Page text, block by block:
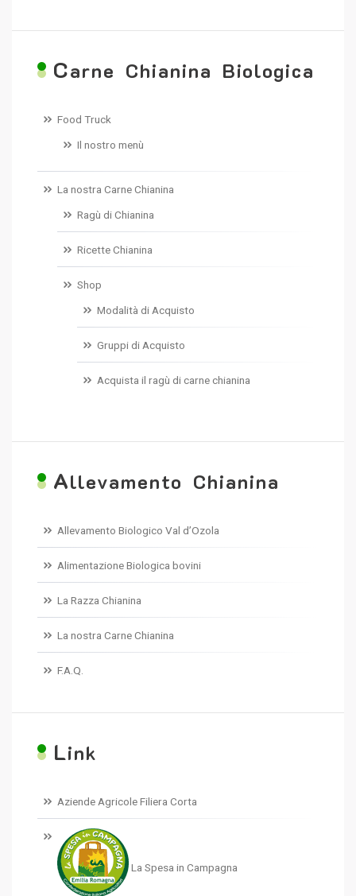
Carne Chianina Biologica
Food Truck
Il nostro menù
La nostra Carne Chianina
Ragù di Chianina
Ricette Chianina
Shop
Modalità di Acquisto
Gruppi di Acquisto
Acquista il ragù di carne chianina
Allevamento Chianina
Allevamento Biologico Val d’Ozola
Alimentazione Biologica bovini
La Razza Chianina
La nostra Carne Chianina
F.A.Q.
Link
Aziende Agricole Filiera Corta
La Spesa in Campagna